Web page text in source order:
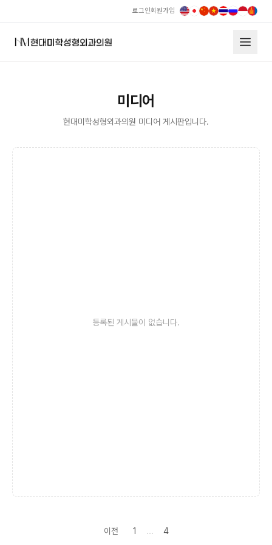
로그인회원가입
미디어
현대미학성형외과의원 미디어 게시판입니다.
등록된 게시물이 없습니다.
이전 1 … 4